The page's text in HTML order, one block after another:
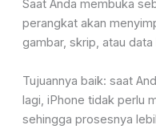
Saat Anda membuka
perangkat akan
gambar, skrip, atau data
Tujuannya baik: saat
lagi, iPhone tidak perlu
sehingga prosesnya